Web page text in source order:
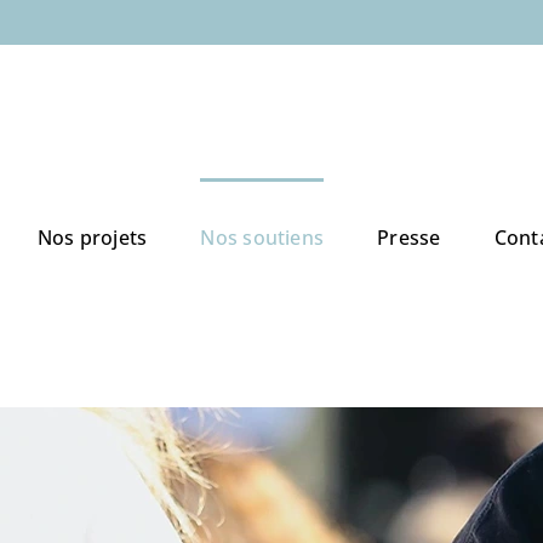
Nos projets Nos soutiens Presse